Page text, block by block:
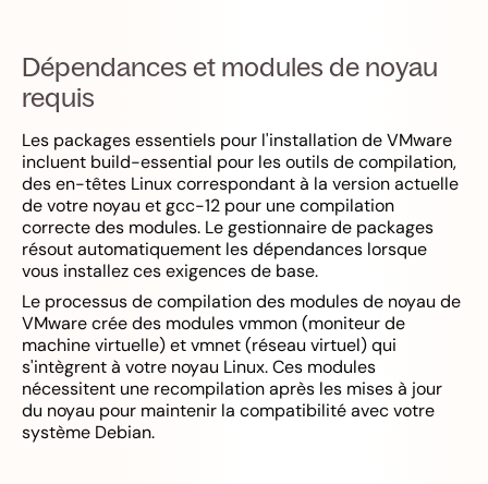
Dépendances et modules de noyau
requis
Les packages essentiels pour l'installation de VMware
incluent build-essential pour les outils de compilation,
des en-têtes Linux correspondant à la version actuelle
de votre noyau et gcc-12 pour une compilation
correcte des modules. Le gestionnaire de packages
résout automatiquement les dépendances lorsque
vous installez ces exigences de base.
Le processus de compilation des modules de noyau de
VMware crée des modules vmmon (moniteur de
machine virtuelle) et vmnet (réseau virtuel) qui
s'intègrent à votre noyau Linux. Ces modules
nécessitent une recompilation après les mises à jour
du noyau pour maintenir la compatibilité avec votre
système Debian.